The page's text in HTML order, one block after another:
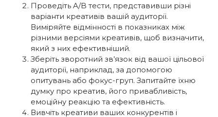
Проведіть A/B тести, представивши різні
варіанти креативів вашій аудиторії.
Виміряйте відмінності в показниках між
різними версіями креативів, щоб визначити,
який з них ефективніший.
Зберіть зворотний зв’язок від вашої цільової
аудиторії, наприклад, за допомогою
опитувань або фокус-груп. Запитайте їхню
думку про креатив, його привабливість,
емоційну реакцію та ефективність.
Вивчіть креативи ваших конкурентів і